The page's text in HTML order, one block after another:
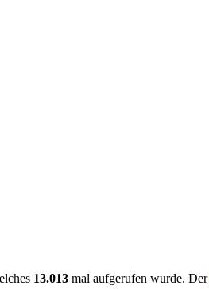
13.013 mal aufgerufen wurde. Der